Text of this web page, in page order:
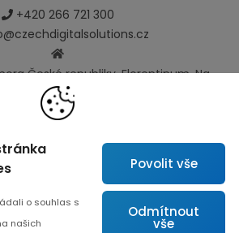
+420 266 721 300
České republiky, Florentinum, Na
Florenci 2116/15, Praha
110 00, ČR
Odkazy
o souhlas s
našich
Povolit vše
Odmítnout
vše